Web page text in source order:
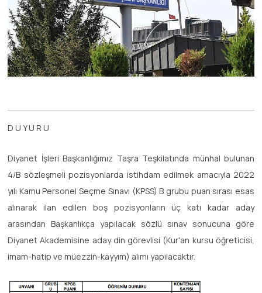
D U Y U R U
Diyanet İşleri Başkanlığımız Taşra Teşkilatında münhal bulunan
4/B sözleşmeli pozisyonlarda istihdam edilmek amacıyla 2022
yılı Kamu Personel Seçme Sınavı (KPSS) B grubu puan sırası esas
alınarak ilan edilen boş pozisyonların üç katı kadar aday
arasından Başkanlıkça yapılacak sözlü sınav sonucuna göre
Diyanet Akademisine aday din görevlisi (Kur'an kursu öğreticisi,
imam-hatip ve müezzin-kayyım) alımı yapılacaktır.